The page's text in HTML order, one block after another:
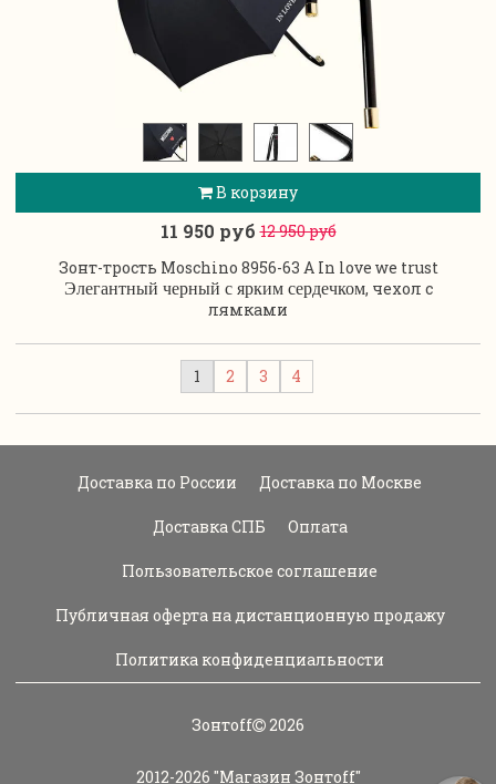
В корзину
11 950 руб12 950 руб
Зонт-трость Moschino 8956-63 A In love we trust
Элегантный черный с ярким сердечком, чехол с
лямками
1 2 3 4
Доставка по России Доставка по Москве
Доставка СПБ Оплата
Пользовательское соглашение
Публичная оферта на дистанционную продажу
Политика конфиденциальности
Зонтoff 2026
2012-2026 "Магазин Зонтoff"